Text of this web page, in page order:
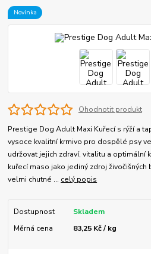
Novinka
Ohodnotit produkt
Prestige Dog Adult Maxi Kuřecí s rýží a
vysoce kvalitní krmivo pro dospělé psy
udržovat jejich zdraví, vitalitu a optimální
kuřecí maso jako jediný zdroj živočišných
velmi chutné ... celý popis
Dostupnost
Skladem
Měrná cena
83,25 Kč / kg